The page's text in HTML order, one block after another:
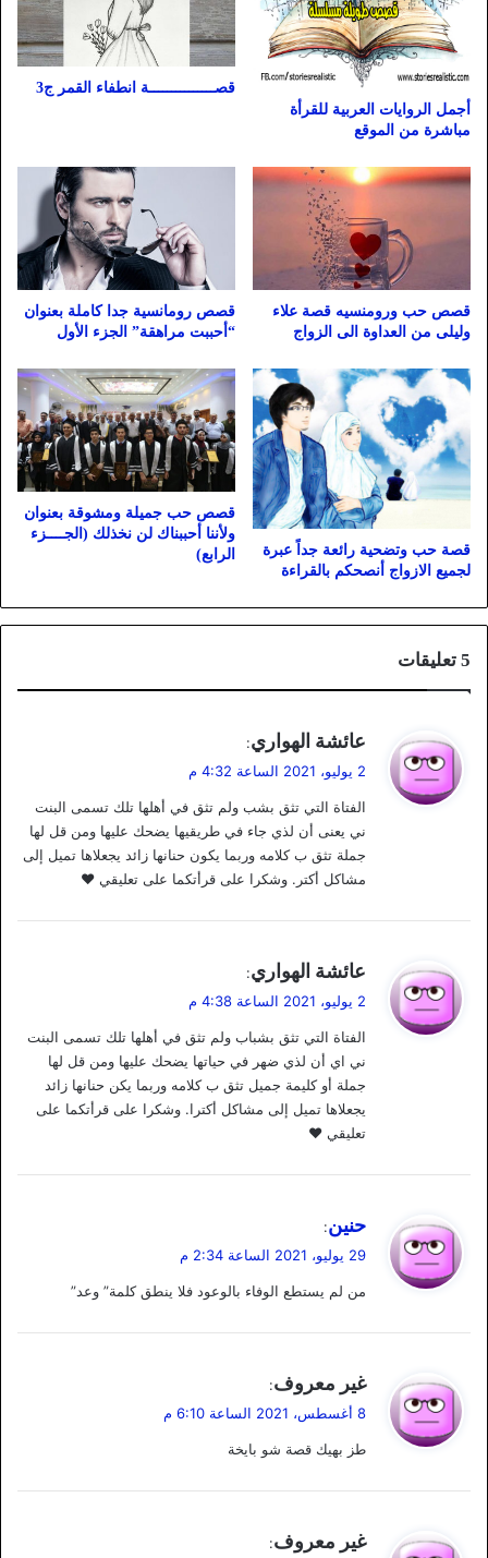
أجمل الروايات العربية للقرأة
مباشرة من الموقع
قصـــــــــــــــة انطفاء القمر ج3
قصص حب ورومنسيه قصة علاء
وليلى من العداوة الى الزواج
قصص رومانسية جدا كاملة بعنوان
“أحببت مراهقة” الجزء الأول
قصة حب وتضحية رائعة جداً عبرة
لجميع الازواج أنصحكم بالقراءة
قصص حب جميلة ومشوقة بعنوان
ولأننا أحببناك لن نخذلك (الجــــزء
الرابع)
‫5 تعليقات
ي
ل
عائشة الهواري:
2 يوليو، 2021 الساعة 4:32 م
الفتاة التي تثق بشب ولم تثق في أهلها تلك تسمى البنت
ني يعنى أن لذي جاء في طريقيها يضحك عليها ومن قل لها
جملة تثق ب كلامه وربما يكون حنانها زائد يجعلاها تميل إلى
مشاكل أكتر. وشكرا على قرأتكما على تعليقي ♥️
ي
ل
عائشة الهواري:
2 يوليو، 2021 الساعة 4:38 م
الفتاة التي تثق بشباب ولم تثق في أهلها تلك تسمى البنت
ني اي أن لذي ضهر في حياتها يضحك عليها ومن قل لها
جملة أو كليمة جميل تثق ب كلامه وربما يكن حنانها زائد
يجعلاها تميل إلى مشاكل أكترا. وشكرا على قرأتكما على
تعليقي ♥️
ي
ل
حنين:
29 يوليو، 2021 الساعة 2:34 م
من لم يستطع الوفاء بالوعود فلا ينطق كلمة” وعد”
ي
ل
غير معروف:
8 أغسطس، 2021 الساعة 6:10 م
طز بهيك قصة شو بايخة
ي
غير معروف: